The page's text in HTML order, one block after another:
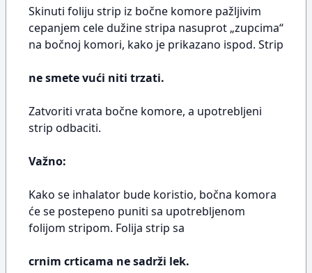
Skinuti foliju strip iz bočne komore pažljivim
cepanjem cele dužine stripa nasuprot „zupcima“
na bočnoj komori, kako je prikazano ispod. Strip
ne smete vući niti trzati.
Zatvoriti vrata bočne komore, a upotrebljeni
strip odbaciti.
Važno:
Kako se inhalator bude koristio, bočna komora
će se postepeno puniti sa upotrebljenom
folijom stripom. Folija strip sa
crnim crticama ne sadrži lek.